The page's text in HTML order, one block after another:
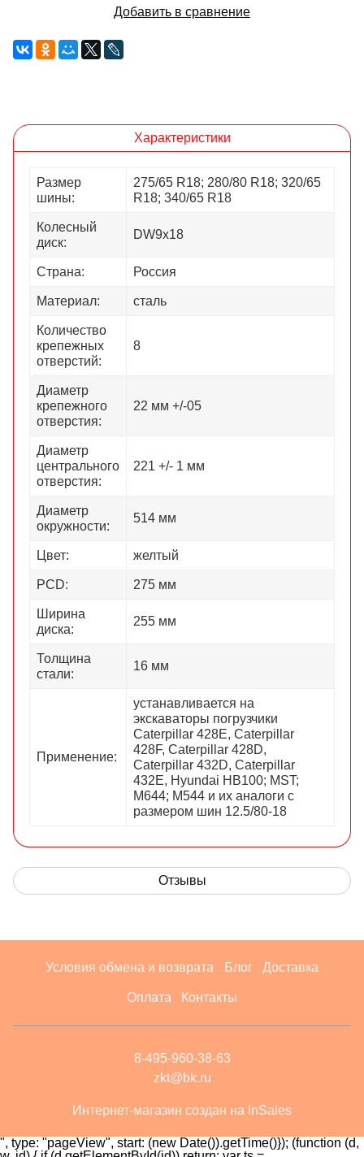
Добавить в сравнение
Характеристики
Размер
шины:
275/65 R18; 280/80 R18; 320/65
R18; 340/65 R18
Колесный
диск:
DW9x18
Страна: Россия
Материал: сталь
Количество
крепежных
отверстий:
8
Диаметр
крепежного
отверстия:
22 мм +/-05
Диаметр
центрального
отверстия:
221 +/- 1 мм
Диаметр
окружности:
514 мм
Цвет: желтый
PCD: 275 мм
Ширина
диска:
255 мм
Толщина
стали:
16 мм
Применение:
устанавливается на
экскаваторы погрузчики
Caterpillar 428E, Caterpillar
428F, Caterpillar 428D,
Caterpillar 432D, Caterpillar
432E, Hyundai HB100; MST;
М644; М544 и их аналоги с
размером шин 12.5/80-18
Отзывы
Условия обмена и возврата Блог Доставка
Оплата Контакты
8-495-960-38-63
zkt@bk.ru
Интернет-магазин создан на InSales
", type: "pageView", start: (new Date()).getTime()}); (function (d,